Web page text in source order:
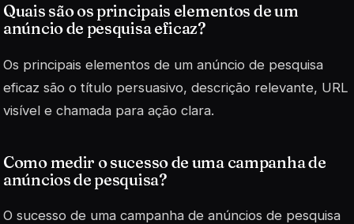
Quais são os principais elementos de um
anúncio de pesquisa eficaz?
Os principais elementos de um anúncio de pesquisa
eficaz são o título persuasivo, descrição relevante, URL
visível e chamada para ação clara.
Como medir o sucesso de uma campanha de
anúncios de pesquisa?
O sucesso de uma campanha de anúncios de pesquisa